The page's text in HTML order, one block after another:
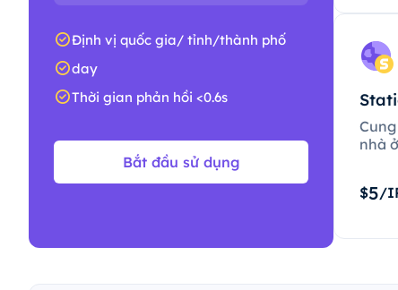
Định vị quốc gia/ tỉnh/thành phố
day
Thời gian phản hồi <0.6s
Bắt đầu sử dụng
nhà
$5/